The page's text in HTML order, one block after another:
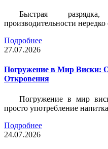
Быстрая
производительности
Подробнее
27.07.2026
Погружение в Мир Виски:
Откровения
Погружение в мир
просто употребление напитка
Подробнее
24.07.2026